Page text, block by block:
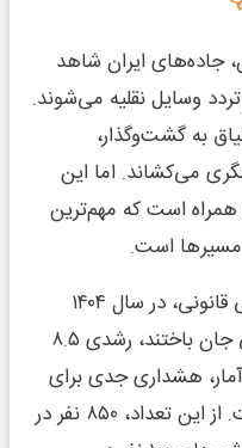
جاده‌های ایران شاهد
وسایل نقلیه می‌شوند.
به گشت‌وگذار،
می‌کشاند. اما این
است که مهم‌ترین
مسیرها است.
بر اساس داده‌های سازمان پزشکی قانونی، در سال ۱۴۰۴
بیش از ۱۲۰۰ نفر در حوادث رانندگی جان باختند، رشدی ۸.۵
هشداری جدی برای
وضعیت شکننده ایمنی جاده‌هاست. از این تعداد، ۸۵۰ نفر در